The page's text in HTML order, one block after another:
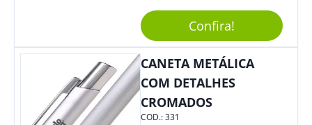
Acompanha Pilhas) – Contém
Desenho Indicativo De
Abertura E Fechamento Da
Tampa; Botões Para Extração
Inferior Com Anel Cortador De
Lacre (Removível).
Confira!
CANETA METÁLICA
COM DETALHES
CROMADOS
COD.:331